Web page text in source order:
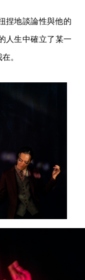
捏地談論性與他的
人生中確立了某一
。